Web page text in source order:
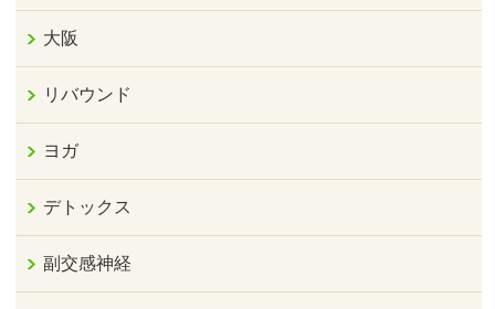
大阪
リバウンド
ヨガ
デトックス
副交感神経